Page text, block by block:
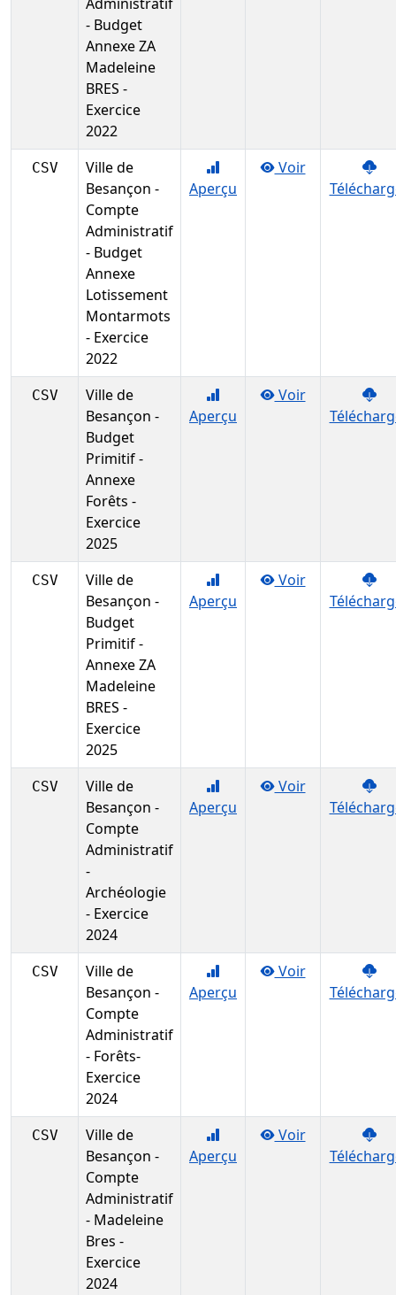
- Budget
Annexe ZA
Madeleine
BRES -
Exercice
2022
CSV
Ville de
Besançon -
Compte
Administratif
- Budget
Annexe
Lotissement
Montarmots
- Exercice
2022
Aperçu
Voir
CSV
Ville de
Besançon -
Budget
Primitif -
Annexe
Forêts -
Exercice
2025
Aperçu
Voir
CSV
Ville de
Besançon -
Budget
Primitif -
Annexe ZA
Madeleine
BRES -
Exercice
2025
Aperçu
Voir
CSV
Ville de
Besançon -
Compte
Administratif
-
Archéologie
- Exercice
2024
Aperçu
Voir
CSV
Ville de
Besançon -
Compte
Administratif
- Forêts-
Exercice
2024
Aperçu
Voir
CSV
Ville de
Besançon -
Compte
Administratif
- Madeleine
Bres -
Exercice
2024
Aperçu
Voir